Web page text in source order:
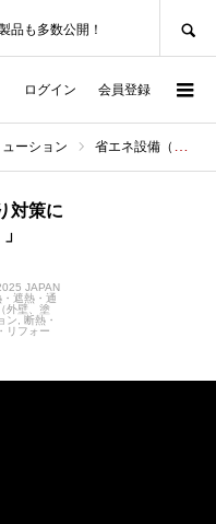
品も多数公開！
ログイン 会員登録
ーション 省エネ設備（LED、高効率給湯器、省エネ空調）
対策に
JAPAN
・遮熱・通
外壁、塗
ン
断熱・
リフォー